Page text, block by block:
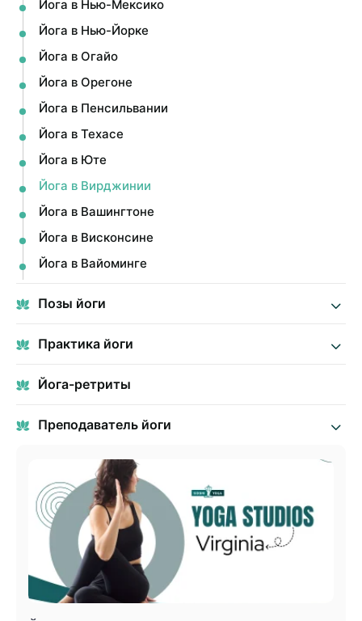
Йога в Нью-Мексико
Йога в Нью-Йорке
Йога в Огайо
Йога в Орегоне
Йога в Пенсильвании
Йога в Техасе
Йога в Юте
Йога в Вирджинии
Йога в Вашингтоне
Йога в Висконсине
Йога в Вайоминге
Позы йоги
Практика йоги
Йога-ретриты
Преподаватель йоги